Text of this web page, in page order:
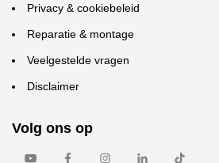
Privacy & cookiebeleid
Reparatie & montage
Veelgestelde vragen
Disclaimer
Volg ons op